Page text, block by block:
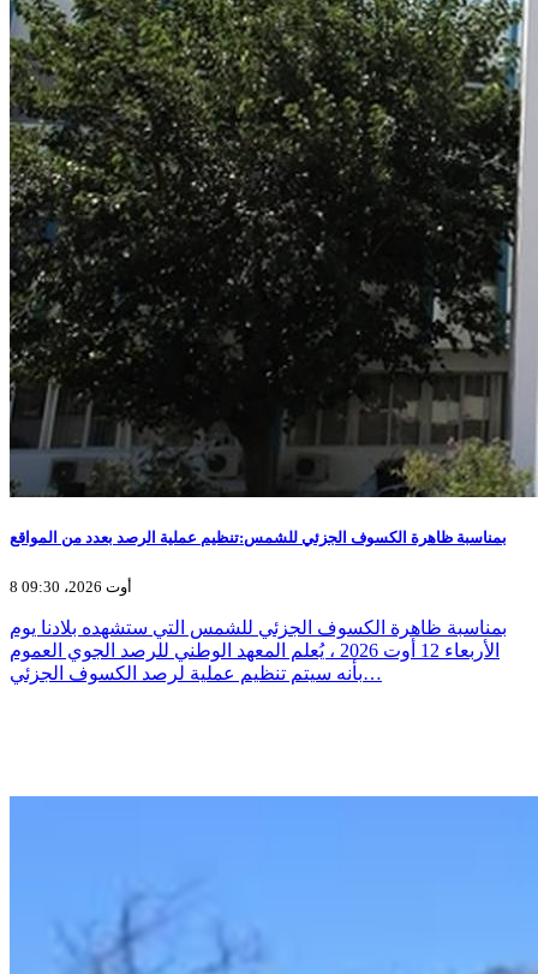
بمناسبة ظاهرة الكسوف الجزئي للشمس:تنظيم عملية الرصد بعدد من المواقع
8 أوت 2026، 09:30
بمناسبة ظاهرة الكسوف الجزئي للشمس التي ستشهده بلادنا يوم
الأربعاء 12 أوت 2026 ، يُعلم المعهد الوطني للرصد الجوي العموم
بأنه سيتم تنظيم عملية لرصد الكسوف الجزئي…